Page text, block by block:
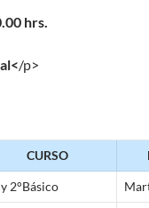
hrs.
/p>
CURSO
y 2°Básico